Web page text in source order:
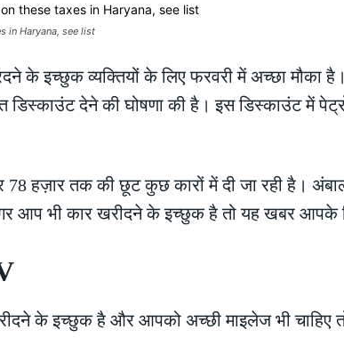
in Haryana, see list
के इच्छुक व्यक्तियों के लिए फरवरी में अच्छा मौका
देने की घोषणा की है। इस डिस्काउंट में
हज़ार तक की छूट कुछ कारों में दी जा रही है।
आप भी कार खरीदने के इच्छुक है तो यह खबर आपके
के इच्छुक है और आपको अच्छी माइलेज भी चाहिए